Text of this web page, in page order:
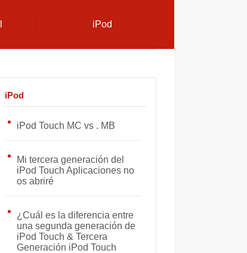
iPod
iPod
iPod Touch MC vs . MB
Mi tercera generación del
iPod Touch Aplicaciones no
os abriré
¿Cuál es la diferencia entre
una segunda generación de
iPod Touch & Tercera
Generación iPod Touch